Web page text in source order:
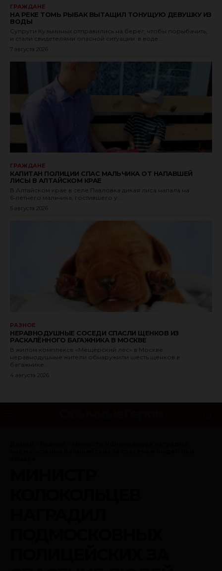
ГРАЖДАНЕ
НА РЕКЕ ТОМЬ РЫБАК ВЫТАЩИЛ ТОНУЩУЮ ДЕВУШКУ ИЗ
ВОДЫ
Супруги Кузьминых отправились на берег, чтобы порыбачить,
и стали свидетелями опасной ситуации: в воде...
7 августа 2026
ГРАЖДАНЕ
КАПИТАН ПОЛИЦИИ СПАС МАЛЬЧИКА ОТ НАПАВШЕЙ
ЛИСЫ В АЛТАЙСКОМ КРАЕ
В Алтайском крае в селе Павловка дикая лиса напала на
6‑летнего мальчика, гостившего у...
5 августа 2026
РАЗНОЕ
НЕРАВНОДУШНЫЕ СОСЕДИ СПАСЛИ ЩЕНКОВ ИЗ
РАСКАЛЁННОГО БАГАЖНИКА В МОСКВЕ
В жилом комплексе «Мещерский лес» в Москве
неравнодушные жители обнаружили шесть щенков в
багажнике...
4 августа 2026